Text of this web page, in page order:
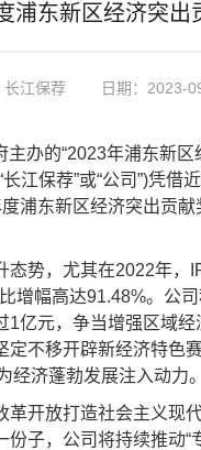
浦东新区经济突出
长江保荐 日期：2023-
的“2023年浦东新区
江保荐”或“公司”)凭借
浦东新区经济突出贡
势，尤其在2022年，
增幅高达91.48%。公
亿元，争当增强区域经
不移开辟新经济特色
经济蓬勃发展注入动力。
开放打造社会主义现
子，公司将持续推动“